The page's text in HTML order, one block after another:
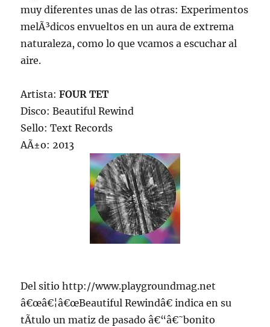
muy diferentes unas de las otras: Experimentos
melÃ³dicos envueltos en un aura de extrema
naturaleza, como lo que vcamos a escuchar al
aire.
Artista:FOUR TET
Disco: Beautiful Rewind
Sello: Text Records
AÃ±o: 2013
Del sitio http://www.playgroundmag.net
â€œâ€¦â€œBeautiful Rewindâ€ indica en su
tÃ­tulo un matiz de pasado â€“â€˜bonito